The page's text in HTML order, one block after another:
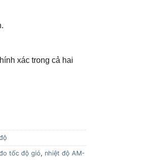
xác trong cả hai
tốc độ gió, nhiệt độ AM-